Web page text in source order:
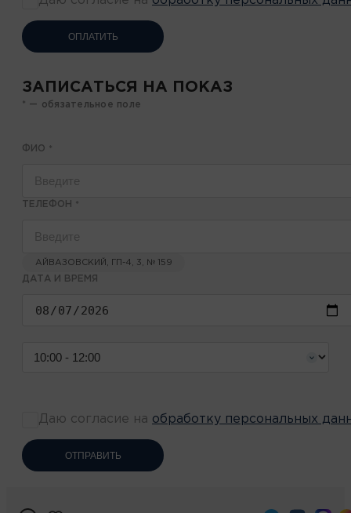
ОПЛАТИТЬ
ЗАПИСАТЬСЯ НА ПОКАЗ
* — обязательное поле
ФИО *
ТЕЛЕФОН *
АЙВАЗОВСКИЙ, ГП-4, 3, № 159
ДАТА И ВРЕМЯ
Даю согласие на обработку персональных
ОТПРАВИТЬ